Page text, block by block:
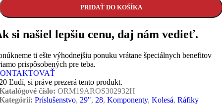
PRIDAŤ DO KOŠÍKA
si našiel lepšiu cenu, daj nám vedieť.
ti ešte výhodnejšiu ponuku vrátane špeciálnych benefitov
prispôsobených pre teba.
Ľudí, si práve prezerá tento produkt.
číslo: ORM19AROS302932H
Príslušenstvo, 29", 28, Komponenty, Kolesá, Ráfiky